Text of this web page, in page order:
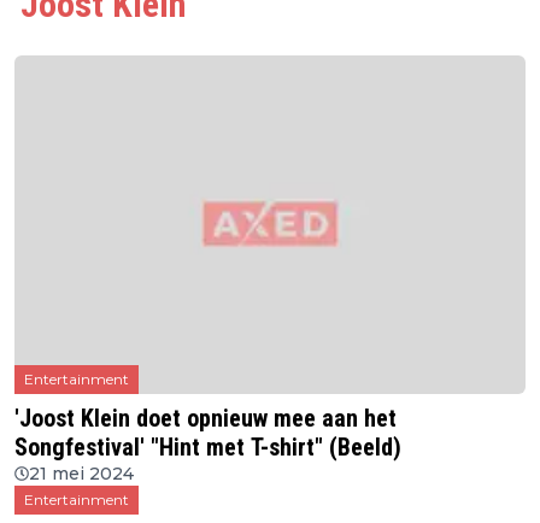
Entertainment
'Joost Klein doet opnieuw mee aan het
Songfestival' "Hint met T-shirt" (Beeld)
21 mei 2024
Entertainment